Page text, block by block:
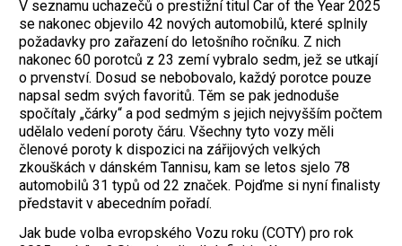
V seznamu uchazečů o prestižní titul Car of the Year 2025
se nakonec objevilo 42 nových automobilů, které splnily
požadavky pro zařazení do letošního ročníku. Z nich
nakonec 60 porotců z 23 zemí vybralo sedm, jež se utkají
o prvenství. Dosud se nebobovalo, každý porotce pouze
napsal sedm svých favoritů. Těm se pak jednoduše
spočítaly „čárky“ a pod sedmým s jejich nejvyšším počtem
udělalo vedení poroty čáru. Všechny tyto vozy měli
členové poroty k dispozici na zářijových velkých
zkouškách v dánském Tannisu, kam se letos sjelo 78
automobilů 31 typů od 22 značek. Pojďme si nyní finalisty
představit v abecedním pořadí.
Jak bude volba evropského Vozu roku (COTY) pro rok